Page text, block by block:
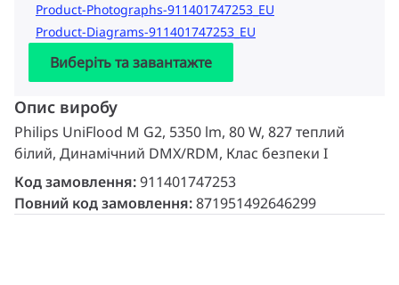
Product-Photographs-911401747253_EU
Product-Diagrams-911401747253_EU
Виберіть та завантажте
Опис виробу
Philips UniFlood M G2, 5350 lm, 80 W, 827 теплий
білий, Динамічний DMX/RDM, Клас безпеки I
Код замовлення:911401747253
Повний код замовлення:871951492646299